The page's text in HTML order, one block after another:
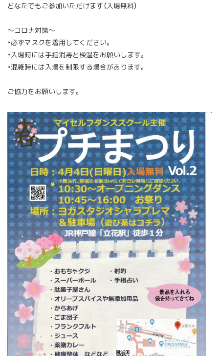
どなたでもご参加いただけます（入場無料）
～コロナ対策～
・必ずマスクを着用してください。
・入場時には手指消毒と検温をお願いします。
・混雑時には入場を制限する場合があります。
ご協力をお願いします。